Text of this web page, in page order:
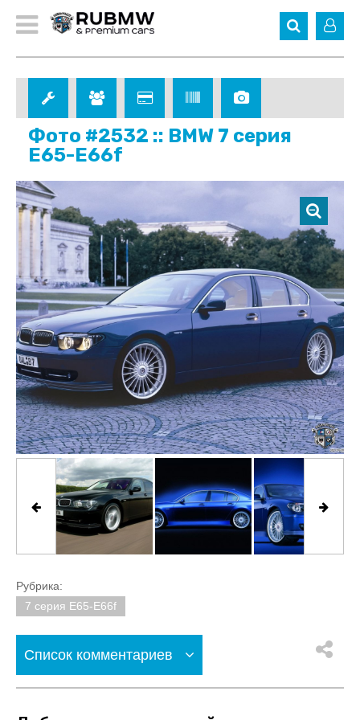
Фото #2532 :: BMW 7 серия
E65-E66f
Рубрика:
7 серия E65-E66f
Список комментариев